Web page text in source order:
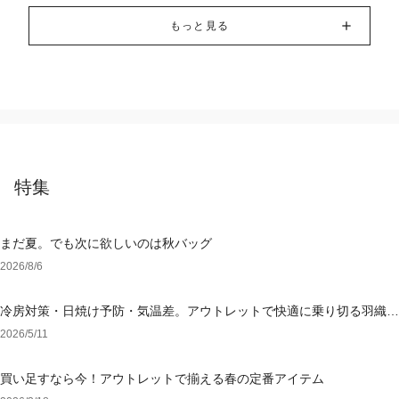
もっと見る
特集
まだ夏。でも次に欲しいのは秋バッグ
2026/8/6
冷房対策・日焼け予防・気温差。アウトレットで快適に乗り切る羽織り
選び
2026/5/11
買い足すなら今！アウトレットで揃える春の定番アイテム